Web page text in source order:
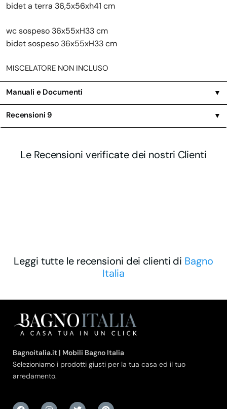
bidet a terra 36,5x56xh41 cm
wc sospeso 36x55xH33cm
bidet sospeso 36x55xH33cm
MISCELATORE NON INCLUSO
Manuali e Documenti ▼
Recensioni 9 ▼
Le Recensioni verificate dei nostri Clienti
Leggi tutte le recensioni dei clienti di Bagno
Italia
Bagnoitalia.it | Mobili Bagno Italia
Selezioniamo i prodotti giusti per la tua casa ed il tuo
arredamento.